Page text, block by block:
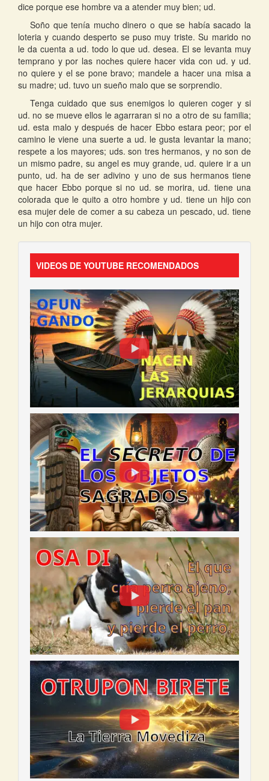
dice porque ese hombre va a atender muy bien; ud.
Soño que tenía mucho dinero o que se había sacado la
loteria y cuando desperto se puso muy triste. Su marido no
le da cuenta a ud. todo lo que ud. desea. El se levanta muy
temprano y por las noches quiere hacer vida con ud. y ud.
no quiere y el se pone bravo; mandele a hacer una misa a
su madre; ud. tuvo un sueño malo que se sorprendio.
Tenga cuidado que sus enemigos lo quieren coger y si
ud. no se mueve ellos le agarraran si no a otro de su familia;
ud. esta malo y después de hacer Ebbo estara peor; por el
camino le viene una suerte a ud. le gusta levantar la mano;
respete a los mayores; uds. son tres hermanos, y no son de
un mismo padre, su angel es muy grande, ud. quiere ir a un
punto, ud. ha de ser adivino y uno de sus hermanos tiene
que hacer Ebbo porque si no ud. se morira, ud. tiene una
colorada que le quito a otro hombre y ud. tiene un hijo con
esa mujer dele de comer a su cabeza un pescado, ud. tiene
un hijo con otra mujer.
VIDEOS DE YOUTUBE RECOMENDADOS